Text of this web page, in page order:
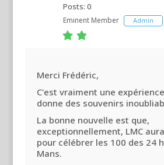
Posts: 0
Eminent Member Admin
Merci Frédéric,
C'est vraiment une
donne des souvenirs
La bonne nouvelle est que,
exceptionnellement, LMC
pour célébrer les 100 des 24
Mans.